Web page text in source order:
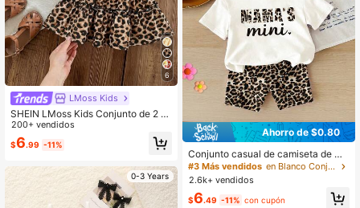
6
LMoss Kids
SHEIN LMoss Kids Conjunto de 2 pi
ezas de niña bebé con camiseta de
punto de unicolor + minifalda de ga
sa estampada
200+ vendidos
$6.99 -11%
0-3 Years
Ahorro de $0.80
Conjunto casual de camiseta de ma
nga corta con estampado de letras
y shorts con estampado de leopard
o para niña bebé
#3 Más vendidos
en Blanco Conjuntos para niñas
2.6k+ vendidos
$6.49 -11% con cupón